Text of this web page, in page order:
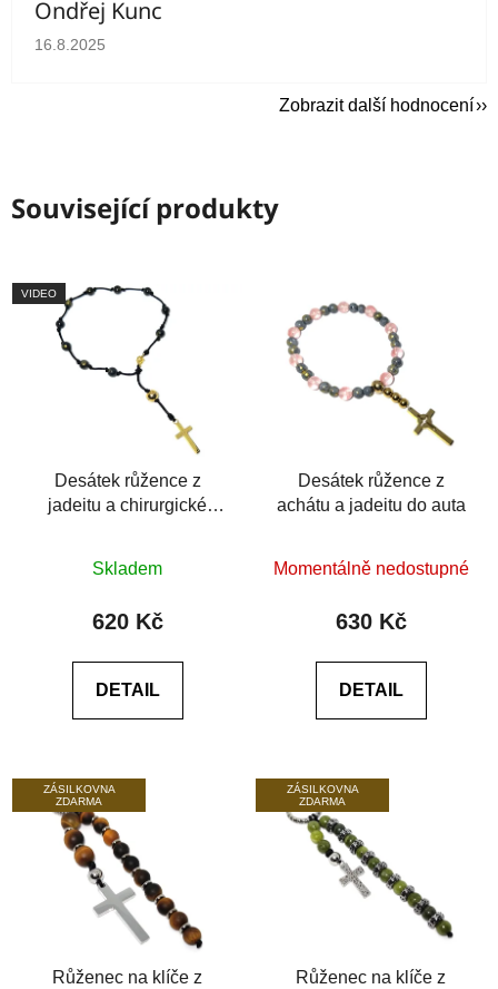
Ondřej Kunc
Hodnocení obchodu je 5 z 5 hvězdiček.
16.8.2025
Zobrazit další hodnocení
Související produkty
VIDEO
Desátek růžence z
jadeitu a chirurgické
hodnocení
produktu
z
Skladem
620 Kč
DETAIL
Desátek růžence z
achátu a jadeitu do auta
hodnocení
produktu
z
Momentálně nedostupné
630 Kč
DETAIL
ZÁSILKOVNA
ZDARMA
Růženec na klíče z
ZÁSILKOVNA
ZDARMA
Růženec na klíče z